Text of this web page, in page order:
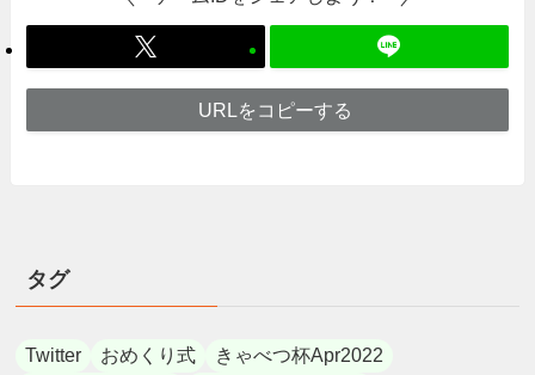
URLをコピーする
タグ
Twitter おめくり式
きゃべつ杯Apr2022